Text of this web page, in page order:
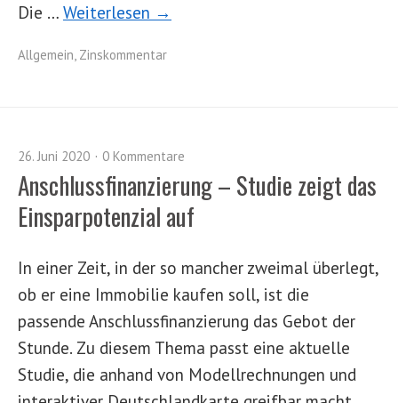
Die … Weiterlesen →
Allgemein, Zinskommentar
26. Juni 2020 0 Kommentare
Anschlussfinanzierung – Studie zeigt das
Einsparpotenzial auf
In einer Zeit, in der so mancher zweimal überlegt,
ob er eine Immobilie kaufen soll, ist die
passende Anschlussfinanzierung das Gebot der
Stunde. Zu diesem Thema passt eine aktuelle
Studie, die anhand von Modellrechnungen und